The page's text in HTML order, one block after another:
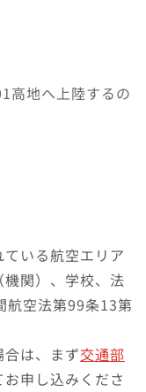
高地へ上陸するの
いる航空エリア
関）、学校、法
航空法第99条13第
は、まず交通部
申し込みくださ